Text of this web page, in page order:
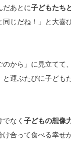
だあとに子どもたち
じだね！」と大喜
から」に見立てて
運ぶたびに子ども
でなく 子どもの想像
合って食べる幸せ